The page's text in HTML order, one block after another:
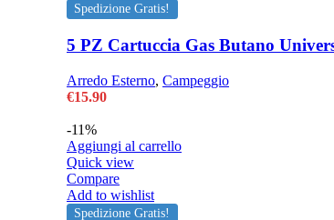
Spedizione Gratis!
5 PZ Cartuccia Gas Butano
Arredo Esterno, Campeggio
€15.90
-11%
Aggiungi al carrello
Quick view
Compare
Add to wishlist
Spedizione Gratis!